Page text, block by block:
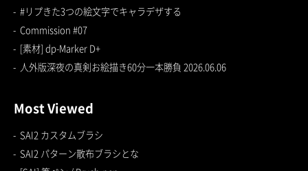
#リプきた3つの絵文字でキャラデザする
Commission #07
[素材] dp-Marker D+
人外版深夜の真剣お絵描き60分一本勝負 2026.06.06
Most Viewed
SAI2 カスタムブラシ
SAI2 パターン散布ブラシとな